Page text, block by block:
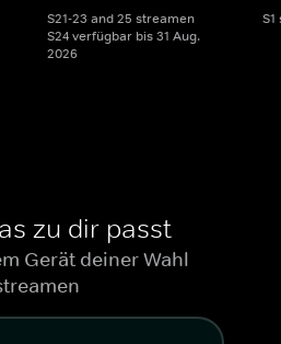
S21-23 and 25 streamen
S24 verfügbar bis 31 Aug.
2026
zu dir passt
Gerät deiner Wahl